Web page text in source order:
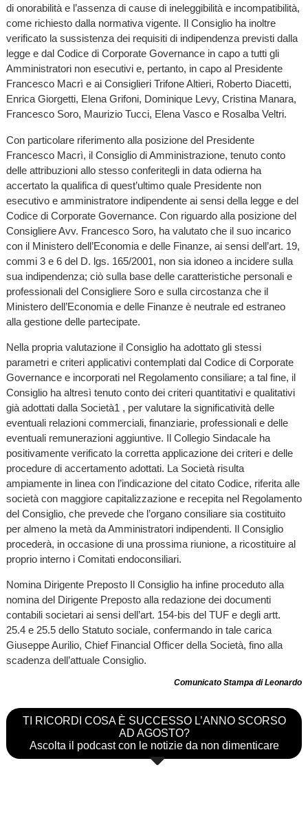
di onorabilità e l’assenza di cause di ineleggibilità e incompatibilità,
come richiesto dalla normativa vigente. Il Consiglio ha inoltre
verificato la sussistenza dei requisiti di indipendenza previsti dalla
legge e dal Codice di Corporate Governance in capo a tutti gli
Amministratori non esecutivi e, pertanto, in capo al Presidente
Francesco Macrì e ai Consiglieri Trifone Altieri, Roberto Diacetti,
Enrica Giorgetti, Elena Grifoni, Dominique Levy, Cristina Manara,
Francesco Soro, Maurizio Tucci, Elena Vasco e Rosalba Veltri.
Con particolare riferimento alla posizione del Presidente
Francesco Macrì, il Consiglio di Amministrazione, tenuto conto
delle attribuzioni allo stesso conferitegli in data odierna ha
accertato la qualifica di quest’ultimo quale Presidente non
esecutivo e amministratore indipendente ai sensi della legge e del
Codice di Corporate Governance. Con riguardo alla posizione del
Consigliere Avv. Francesco Soro, ha valutato che il suo incarico
con il Ministero dell’Economia e delle Finanze, ai sensi dell’art. 19,
commi 3 e 6 del D. lgs. 165/2001, non sia idoneo a incidere sulla
sua indipendenza; ciò sulla base delle caratteristiche personali e
professionali del Consigliere Soro e sulla circostanza che il
Ministero dell’Economia e delle Finanze è neutrale ed estraneo
alla gestione delle partecipate.
Nella propria valutazione il Consiglio ha adottato gli stessi
parametri e criteri applicativi contemplati dal Codice di Corporate
Governance e incorporati nel Regolamento consiliare; a tal fine, il
Consiglio ha altresì tenuto conto dei criteri quantitativi e qualitativi
già adottati dalla Società1 , per valutare la significatività delle
eventuali relazioni commerciali, finanziarie, professionali e delle
eventuali remunerazioni aggiuntive. Il Collegio Sindacale ha
positivamente verificato la corretta applicazione dei criteri e delle
procedure di accertamento adottati. La Società risulta
ampiamente in linea con l’indicazione del citato Codice, riferita alle
società con maggiore capitalizzazione e recepita nel Regolamento
del Consiglio, che prevede che l’organo consiliare sia costituito
per almeno la metà da Amministratori indipendenti. Il Consiglio
procederà, in occasione di una prossima riunione, a ricostituire al
proprio interno i Comitati endoconsiliari.
Nomina Dirigente Preposto Il Consiglio ha infine proceduto alla
nomina del Dirigente Preposto alla redazione dei documenti
contabili societari ai sensi dell’art. 154-bis del TUF e degli artt.
25.4 e 25.5 dello Statuto sociale, confermando in tale carica
Giuseppe Aurilio, Chief Financial Officer della Società, fino alla
scadenza dell’attuale Consiglio.
Comunicato Stampa di Leonardo
TI RICORDI COSA È SUCCESSO L’ANNO SCORSO
AD AGOSTO?
Ascolta il podcast con le notizie da non dimenticare